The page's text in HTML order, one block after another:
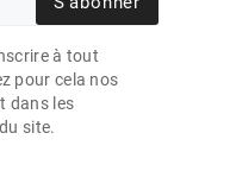
à tout
pour cela nos
dans les
site.